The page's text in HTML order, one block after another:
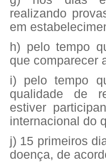
realizando
em
h) pelo tempo
que comparecer
i) pelo tempo
qualidade de
estiver
internacional do
j) 15 primeiros
doença, de